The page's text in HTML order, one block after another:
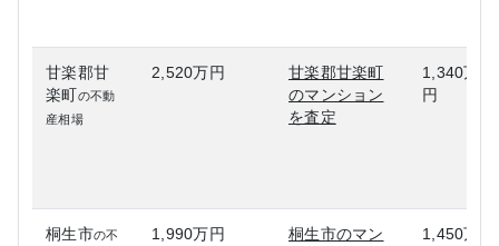
甘楽郡甘
楽町の不動
産相場
2,520万円
甘楽郡甘楽町
のマンション
を査定
1,340万
円
桐生市の不
1,990万円
桐生市のマン
1,450万